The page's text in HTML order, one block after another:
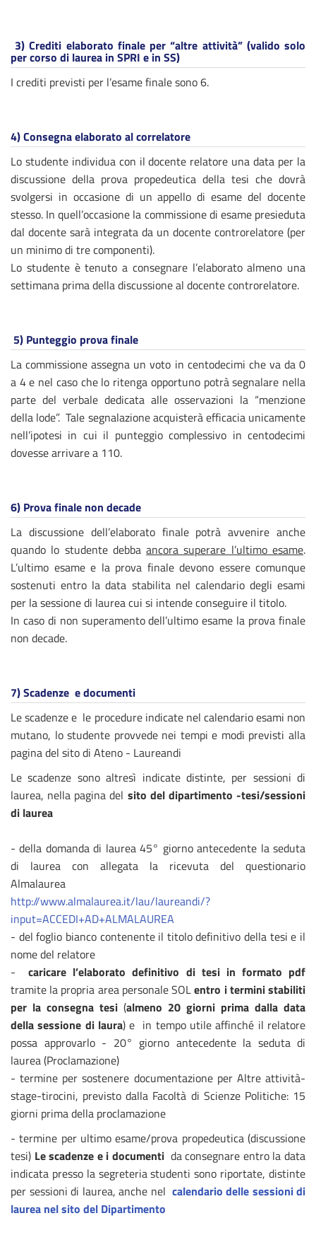
3)Crediti elaborato finale per “altre attività” (valido solo
per corso di laurea in SPRI e in SS)
I crediti previsti per l’esame finale sono 6.
4)Consegna elaborato al correlatore
Lo studente individua con il docente relatore una data per la
discussione della prova propedeutica della tesi che dovrà
svolgersi in occasione di un appello di esame del docente
stesso. In quell’occasione la commissione di esame presieduta
dal docente sarà integrata da un docente controrelatore (per
un minimo di tre componenti).
Lo studente è tenuto a consegnare l’elaborato almeno una
settimana prima della discussione al docente controrelatore.
5) Punteggio prova finale
La commissione assegna un voto in centodecimi che va da 0
a 4 e nel caso che lo ritenga opportuno potrà segnalare nella
parte del verbale dedicata alle osservazioni la “menzione
della lode”. Tale segnalazione acquisterà efficacia unicamente
nell’ipotesi in cui il punteggio complessivo in centodecimi
dovesse arrivare a 110.
6) Prova finale non decade
La discussione dell’elaborato finale potrà avvenire anche
quando lo studente debbaancora superare l’ultimo esame.
L’ultimo esame e la prova finale devono essere comunque
sostenuti entro la data stabilita nel calendario degli esami
per la sessione di laurea cui si intende conseguire il titolo.
In caso di non superamento dell’ultimo esame la prova finale
non decade.
7)Scadenze e documenti
Le scadenze e le procedure indicate nel calendario esami non
mutano, lo studente provvede nei tempi e modi previsti alla
pagina del sito di Ateno - Laureandi
Le scadenze sono altresì indicate distinte, per sessioni di
laurea, nella pagina del sito del dipartimento -tesi/sessioni
di laurea
- della domanda di laurea 45° giorno antecedente la seduta
di laurea con allegata la ricevuta del questionario
Almalaurea
http://www.almalaurea.it/lau/laureandi/?
input=ACCEDI+AD+ALMALAUREA
- del foglio bianco contenente il titolo definitivo della tesi e il
nome del relatore
-caricare l’elaborato definitivo di tesi in formato pdf
tramite la propria area personale SOLentro i termini stabiliti
per la consegna tesi (almeno 20 giorni prima dalla data
della sessione di laura) e in tempo utile affinché il relatore
possa approvarlo - 20° giorno antecedente la seduta di
laurea (Proclamazione)
- termine per sostenere documentazione per Altre attività-
stage-tirocini, previsto dalla Facoltà di Scienze Politiche: 15
giorni prima della proclamazione
- termine per ultimo esame/prova propedeutica (discussione
tesi) Le scadenze e i documenti da consegnare entro la data
indicata presso la segreteria studenti sono riportate, distinte
per sessioni di laurea, anche nel calendario delle sessioni di
laurea nel sito del Dipartimento